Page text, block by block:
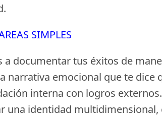
SIMPLES
documentar tus éxitos de
emocional que te dice
interna con logros
identidad